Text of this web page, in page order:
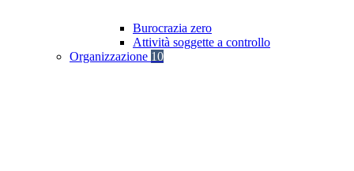
Burocrazia zero
Attività soggette a controllo
Organizzazione 10